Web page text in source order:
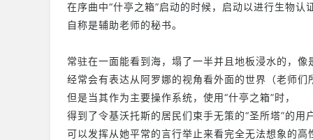
在序曲中“什亭之箱”启动的时候，启动以进行生物认
自称是辅助老师的秘书。
常驻在一面能看到海，塌了一半并且地板浸水的，
经常会有表达从阿罗娜的视角看外面的世界（老师
但是当其作为主要操作系统，使用“什亭之箱”时，
得到了令基沃托斯的居民们束手无策的“圣所塔”的用
可以发挥从她平常的言行举止来看完全无法想象的高